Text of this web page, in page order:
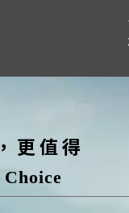
更值得